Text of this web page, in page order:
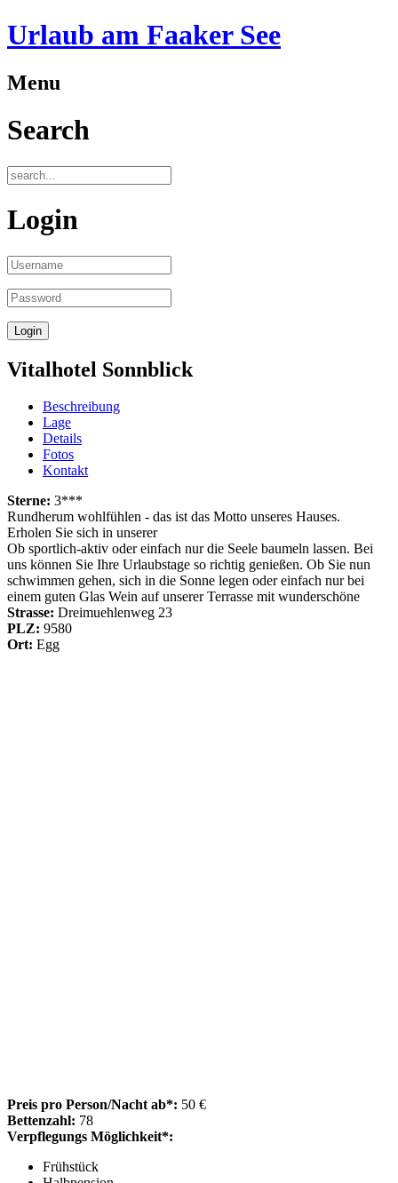
Urlaub am Faaker See
Menu
Search
Login
Vitalhotel Sonnblick
Beschreibung
Lage
Details
Fotos
Kontakt
Sterne: 3***
Rundherum wohlfühlen - das ist das Motto unseres Hauses.
Erholen Sie sich in unserer
Ob sportlich-aktiv oder einfach nur die Seele baumeln lassen. Bei
uns können Sie Ihre Urlaubstage so richtig genießen. Ob Sie nun
schwimmen gehen, sich in die Sonne legen oder einfach nur bei
einem guten Glas Wein auf unserer Terrasse mit wunderschöne
Strasse: Dreimuehlenweg 23
PLZ: 9580
Ort: Egg
Preis pro Person/Nacht ab*: 50 €
Bettenzahl: 78
Verpflegungs Möglichkeit*:
Frühstück